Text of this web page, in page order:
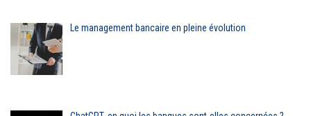
Le management bancaire en pleine évolution